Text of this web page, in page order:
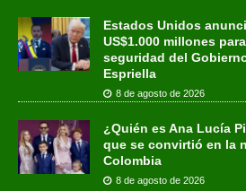
Estados Unidos
US$1.000 millones
seguridad del
Espriella
8 de agosto de 2026
¿Quién es Ana Lucía
que se convirtió en la
Colombia
8 de agosto de 2026